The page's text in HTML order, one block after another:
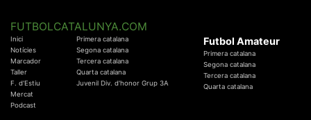
FUTBOLCATALUNYA.COM
Inici
Notícies
Marcador
Taller
F. d'Estiu
Mercat
Podcast
Primera catalana
Segona catalana
Tercera catalana
Quarta catalana
Juvenil Div. d'honor Grup 3A
Futbol Amateur
Primera catalana
Segona catalana
Tercera catalana
Quarta catalana